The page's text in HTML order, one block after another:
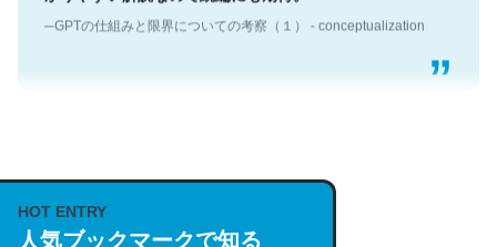
─GPTの仕組みと限界についての考察（１） - conceptualization
説してる記事が少ないので貴重な良記事。/続編来た
https://isobe324649.hatenablog.com/entry/2023/03/27
/064121
HOT ENTRY
人気ブックマークで知る